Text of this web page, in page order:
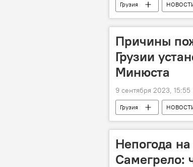
Грузия
Западная Грузия
Причины
Грузии
Минюста
9 сентября 2023, 15:55
Грузия
Непогода
Самегрело: